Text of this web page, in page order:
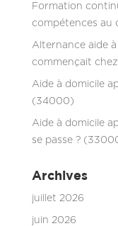
Formation
compétences au
Alternance aide
commençait chez
Aide à domicile
(34000)
Aide à domicile
se passe ?
Archives
juillet 2026
juin 2026